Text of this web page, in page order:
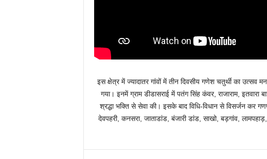
इस क्षेत्र में ज्यादातर गांवों में तीन दिवसीय गणेश चतुर्थी का उत्सव
गया। इनमें ग्राम डीडासराई में पतंग सिंह कंवर, राजाराम, इतवारा
श्रद्धा भक्ति से सेवा की। इसके बाद विधि-विधान से विसर्जन कर
देवपहरी, कनसरा, जाताडांड, बंजारी डांड, साखो, बड़गांव,